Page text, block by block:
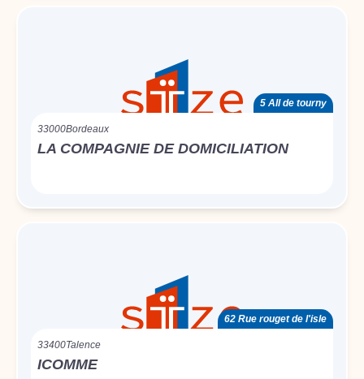
5 All de tourny
33000Bordeaux
LA COMPAGNIE DE DOMICILIATION
62 Rue rouget de l'isle
33400Talence
ICOMME